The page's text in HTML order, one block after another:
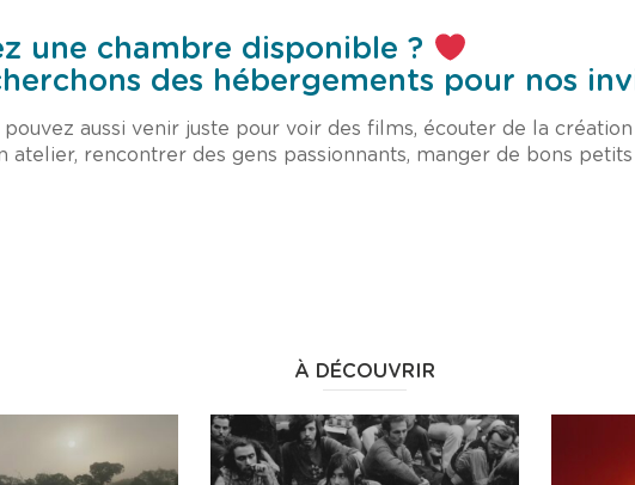
une chambre disponible ?
des hébergements pour nos
pouvez aussi venir juste pour voir des films, écouter de la
atelier, rencontrer des gens passionnants, manger de bons
À DÉCOUVRIR